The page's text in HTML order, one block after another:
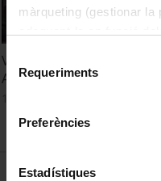
màrqueting (gestionar la
consultar laPolítica de
de Requeriments
Preferències
Estadístiques
VI Cicle de la Música a la
Arnaltes